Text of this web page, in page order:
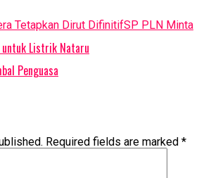
Tetapkan Dirut DifinitifSP PLN Minta
untuk Listrik Nataru
Penguasa
Required fields are marked *